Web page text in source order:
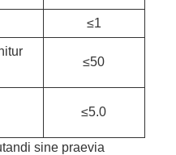
≤1
≤50
≤5.0
sine praevia